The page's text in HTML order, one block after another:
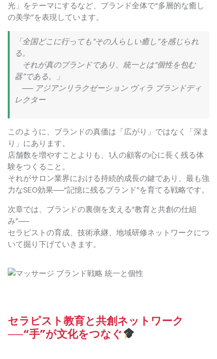
光」をテーマにするなど、ブランド全体で“多層的な癒し
の美学”を表現しています。
「全国どこに行っても“その人らしい癒し”を感じられ
る。
それが真のブランドであり、統一とは“個性を包む
器”である。」
── アジアンリラクゼーション ヴィラ ブランドディ
レクター
このように、ブランドの真価は「広がり」ではなく「深ま
り」にあります。
店舗数を増やすことよりも、1人の顧客の心に長く残る体
験をつくること。
それがサロン業界における持続的成長の鍵であり、最も強
力なSEO効果──“記憶に残るブランド”を育てる戦略です。
次章では、ブランドの裏側を支える“教育と共創の仕組
み”──
セラピストの育成、技術承継、地域研修ネットワークにつ
いて掘り下げていきます。
セラピスト教育と共創ネットワーク
──“手”が文化をつなぐ